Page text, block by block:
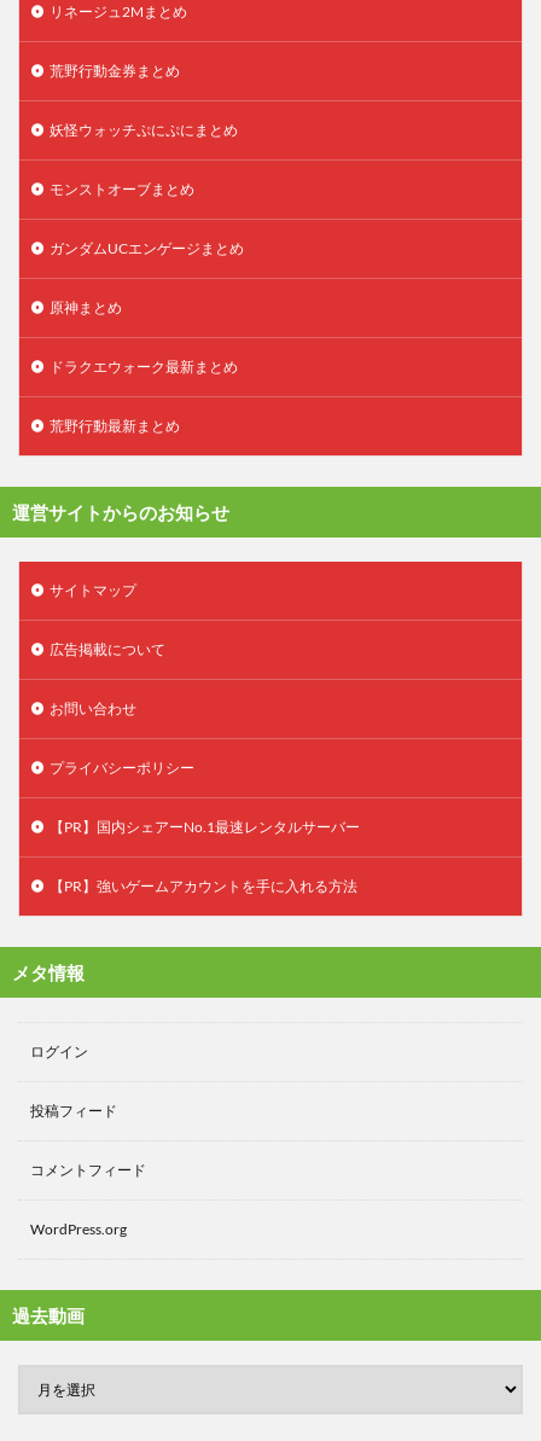
リネージュ2Mまとめ
荒野行動金券まとめ
妖怪ウォッチぷにぷにまとめ
モンストオーブまとめ
ガンダムUCエンゲージまとめ
原神まとめ
ドラクエウォーク最新まとめ
荒野行動最新まとめ
運営サイトからのお知らせ
サイトマップ
広告掲載について
お問い合わせ
プライバシーポリシー
【PR】国内シェアーNo.1最速レンタルサーバー
【PR】強いゲームアカウントを手に入れる方法
メタ情報
ログイン
投稿フィード
コメントフィード
WordPress.org
過去動画